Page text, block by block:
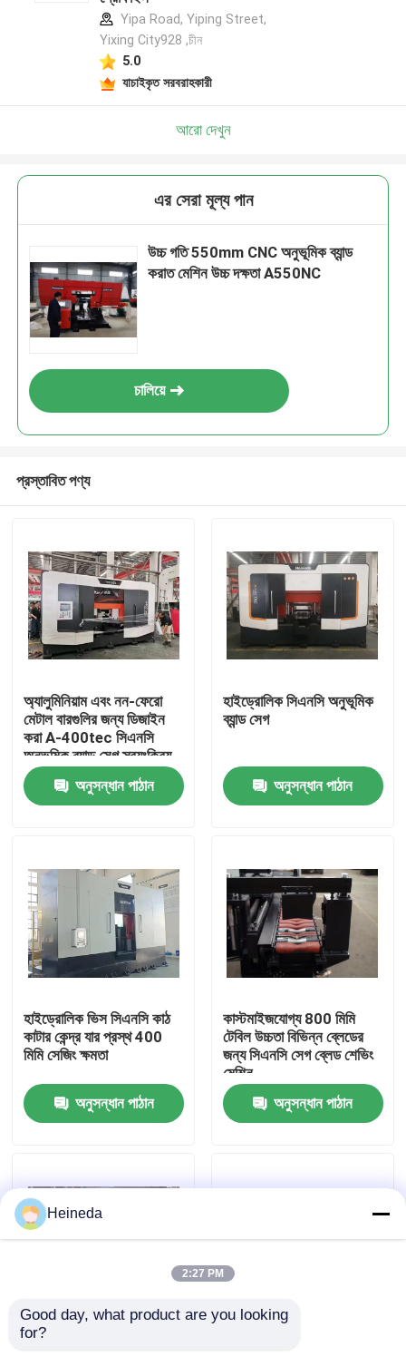
পণ্য
আমাদের সম্পর্কে
কারখানা ভ্রমণ
যোগাযোগ করুন
খবর
উদ্ধৃতির জন্য আবেদন
Yipa Road, Yiping Street,
Yixing City928 ,চীন
5.0
যাচাইকৃত সরবরাহকারী
আরো দেখুন
এর সেরা মূল্য পান
উচ্চ গতি 550mm CNC অনুভূমিক ব্যান্ড
করাত মেশিন উচ্চ দক্ষতা A550NC
চালিয়ে
প্রস্তাবিত পণ্য
অ্যালুমিনিয়াম এবং নন-ফেরো
মেটাল বারগুলির জন্য ডিজাইন
করা A-400tec সিএনসি
অনুভূমিক ব্যান্ড সেগ স্বয়ংক্রিয়
খাওয়ানো এবং অবস্থান বৈশিষ্ট্য
সহ
অনুসন্ধান পাঠান
হাইড্রোলিক সিএনসি অনুভূমিক
ব্যান্ড সেগ
অনুসন্ধান পাঠান
হাইড্রোলিক ভিস সিএনসি কাঠ
কাটার কেন্দ্র যার প্রস্থ 400
মিমি সেজিং ক্ষমতা
অনুসন্ধান পাঠান
কাস্টমাইজযোগ্য 800 মিমি
টেবিল উচ্চতা বিভিন্ন ব্লেডের
জন্য সিএনসি সেগ ব্লেড শেভিং
মেশিন
অনুসন্ধান পাঠান
400 মিমি সেজিং ক্ষমতা শিল্প
Heineda
2:27 PM
Good day, what product are you looking
for?